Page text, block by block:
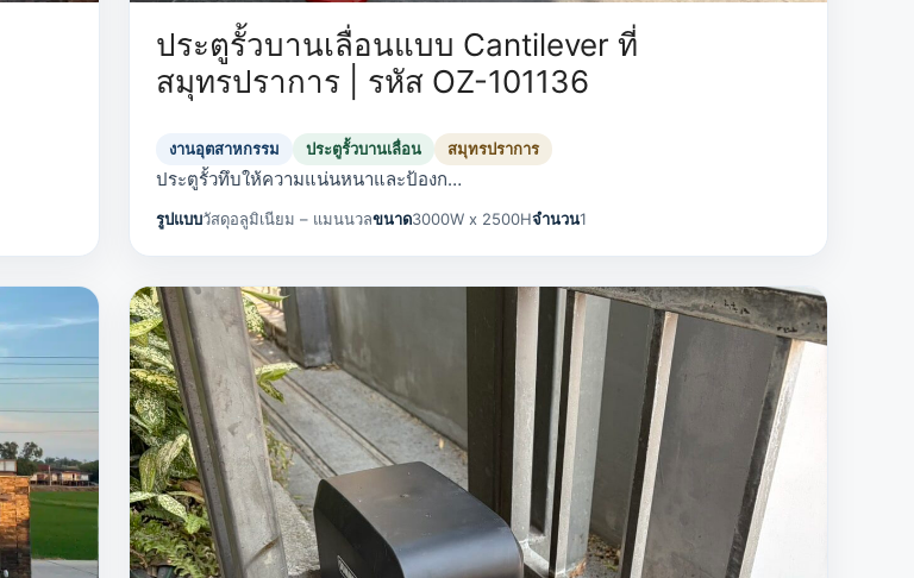
ประตูรั้วบานเลื่อนแบบ Cantilever ที่
สมุทรปราการ | รหัส OZ-101136
งานอุตสาหกรรม ประตูรั้วบานเลื่อน สมุทรปราการ
ประตูรั้วทึบให้ความแน่นหนาและป้องก…
รูปแบบวัสดุอลูมิเนียม – แมนนวลขนาด3000W x 2500Hจำนวน1